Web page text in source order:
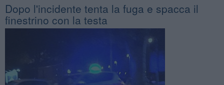
Dopo l'incidente tenta la fuga e spacca il
finestrino con la testa